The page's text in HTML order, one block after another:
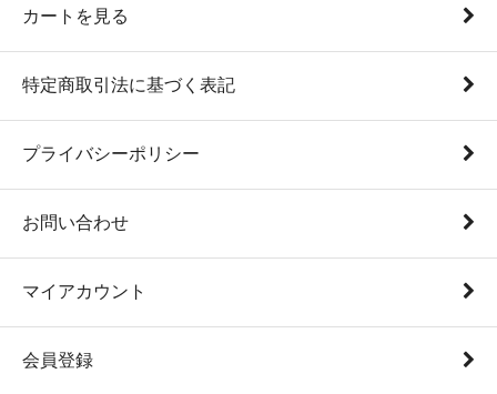
カートを見る
特定商取引法に基づく表記
プライバシーポリシー
お問い合わせ
マイアカウント
会員登録